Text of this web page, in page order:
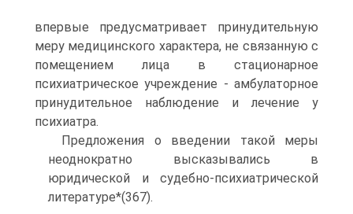
впервые предусматривает принудительную
меру медицинского характера, не связанную с
помещением лица в стационарное
психиатрическое учреждение - амбулаторное
принудительное наблюдение и лечение у
психиатра.
Предложения о введении такой меры
неоднократно высказывались в
юридической и судебно-психиатрической
литературе*(367).